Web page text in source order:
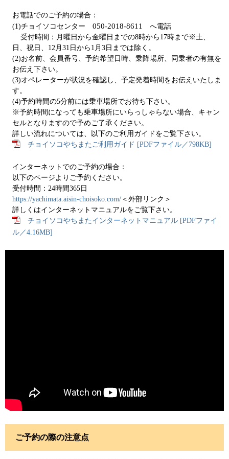
お電話でのご予約の場合：
(1)チョイソコセンター 050-2018-8611 へ電話
受付時間：月曜日から金曜日までの8時から17時まで※土、
日、祝日、12月31日から1月3日までは除く。
(2)お名前、会員番号、予約希望日時、乗降場所、同乗者の有無を
お伝え下さい。
(3)オペレーターが状況を確認し、予定発着時間をお伝えいたしま
す。
(4)予約時間の5分前には乗車場所でお待ち下さい。
※予約時間になっても乗車場所にいらっしゃらない場合、キャン
セルとなりますので予めご了承ください。
詳しい流れについては、以下のご利用ガイドをご覧下さい。
チョイソコやちまたご利用ガイド [PDFファイル／798KB]
インターネットでのご予約の場合：
以下のページよりご予約ください。
受付時間：24時間365日
https://yachimata.aisin-choisoko.com/ ＜外部リンク＞
詳しくはインターネットマニュアルをご覧下さい。
チョイソコやちまたインターネットマニュアル [PDFファイ
ル／4.16MB]
ご予約の際の注意点